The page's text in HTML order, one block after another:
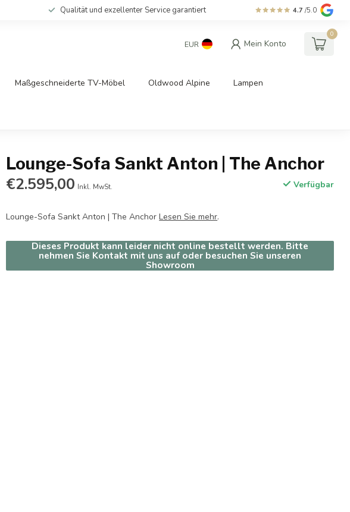
Qualität und exzellenter Service garantiert 4.7 /5.0
EUR Mein Konto
0
Maßgeschneiderte TV-Möbel Oldwood Alpine Lampen
Lounge-Sofa Sankt Anton | The Anchor
€2.595,00 Inkl. MwSt. Verfügbar
Lounge-Sofa Sankt Anton | The AnchorLesen Sie mehr.
Dieses Produkt kann leider nicht online bestellt werden. Bitte
nehmen Sie Kontakt mit uns auf oder besuchen Sie unseren
Showroom